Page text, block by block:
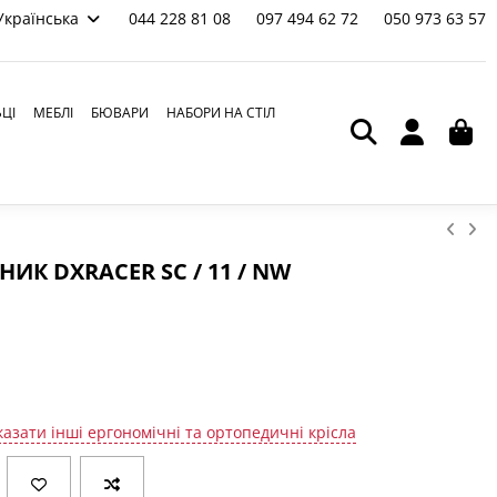
044 228 81 08 097 494 62 72 050 973 63 57
МЕБЛІ БЮВАРИ НАБОРИ НА СТІЛ
DXRACER SC / 11 / NW
інші ергономічні та ортопедичні крісла